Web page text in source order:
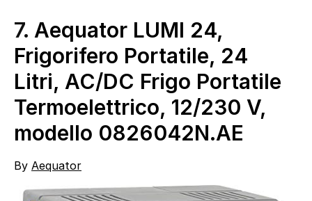
7. Aequator LUMI 24,
Frigorifero Portatile, 24
Litri, AC/DC Frigo Portatile
Termoelettrico, 12/230 V,
modello 0826042N.AE
By Aequator